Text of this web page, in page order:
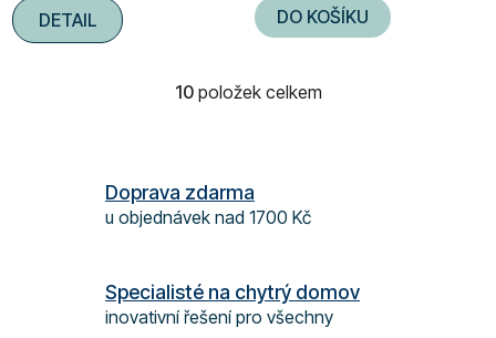
DETAIL DO KOŠÍKU
O
d
a
p
r
10položek celkem
Doprava zdarma
u objednávek nad 1700 Kč
Specialisté na chytrý domov
inovativní řešení pro všechny